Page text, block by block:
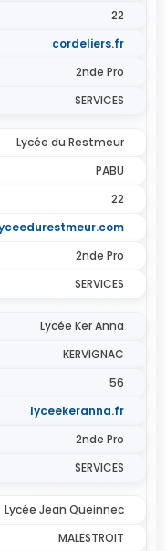
22
cordeliers.fr
2nde Pro
SERVICES
Lycée du Restmeur
PABU
22
2nde Pro
SERVICES
Lycée Ker Anna
KERVIGNAC
56
lyceekeranna.fr
2nde Pro
SERVICES
Lycée Jean Queinnec
MALESTROIT